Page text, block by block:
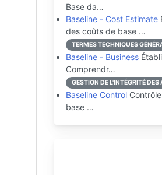
Base da…
Baseline - Cost Estimate
des coûts de base …
TERMES TECHNIQUES
Baseline - Business
Comprendr…
GESTION DE L'INTÉGRITÉ DES
Baseline Control
base …